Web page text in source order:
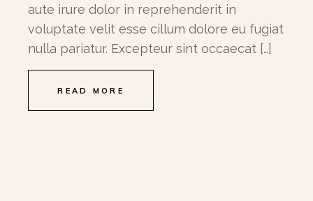
aute irure dolor in reprehenderit in
voluptate velit esse cillum dolore eu fugiat
nulla pariatur. Excepteur sint occaecat […]
READ MORE